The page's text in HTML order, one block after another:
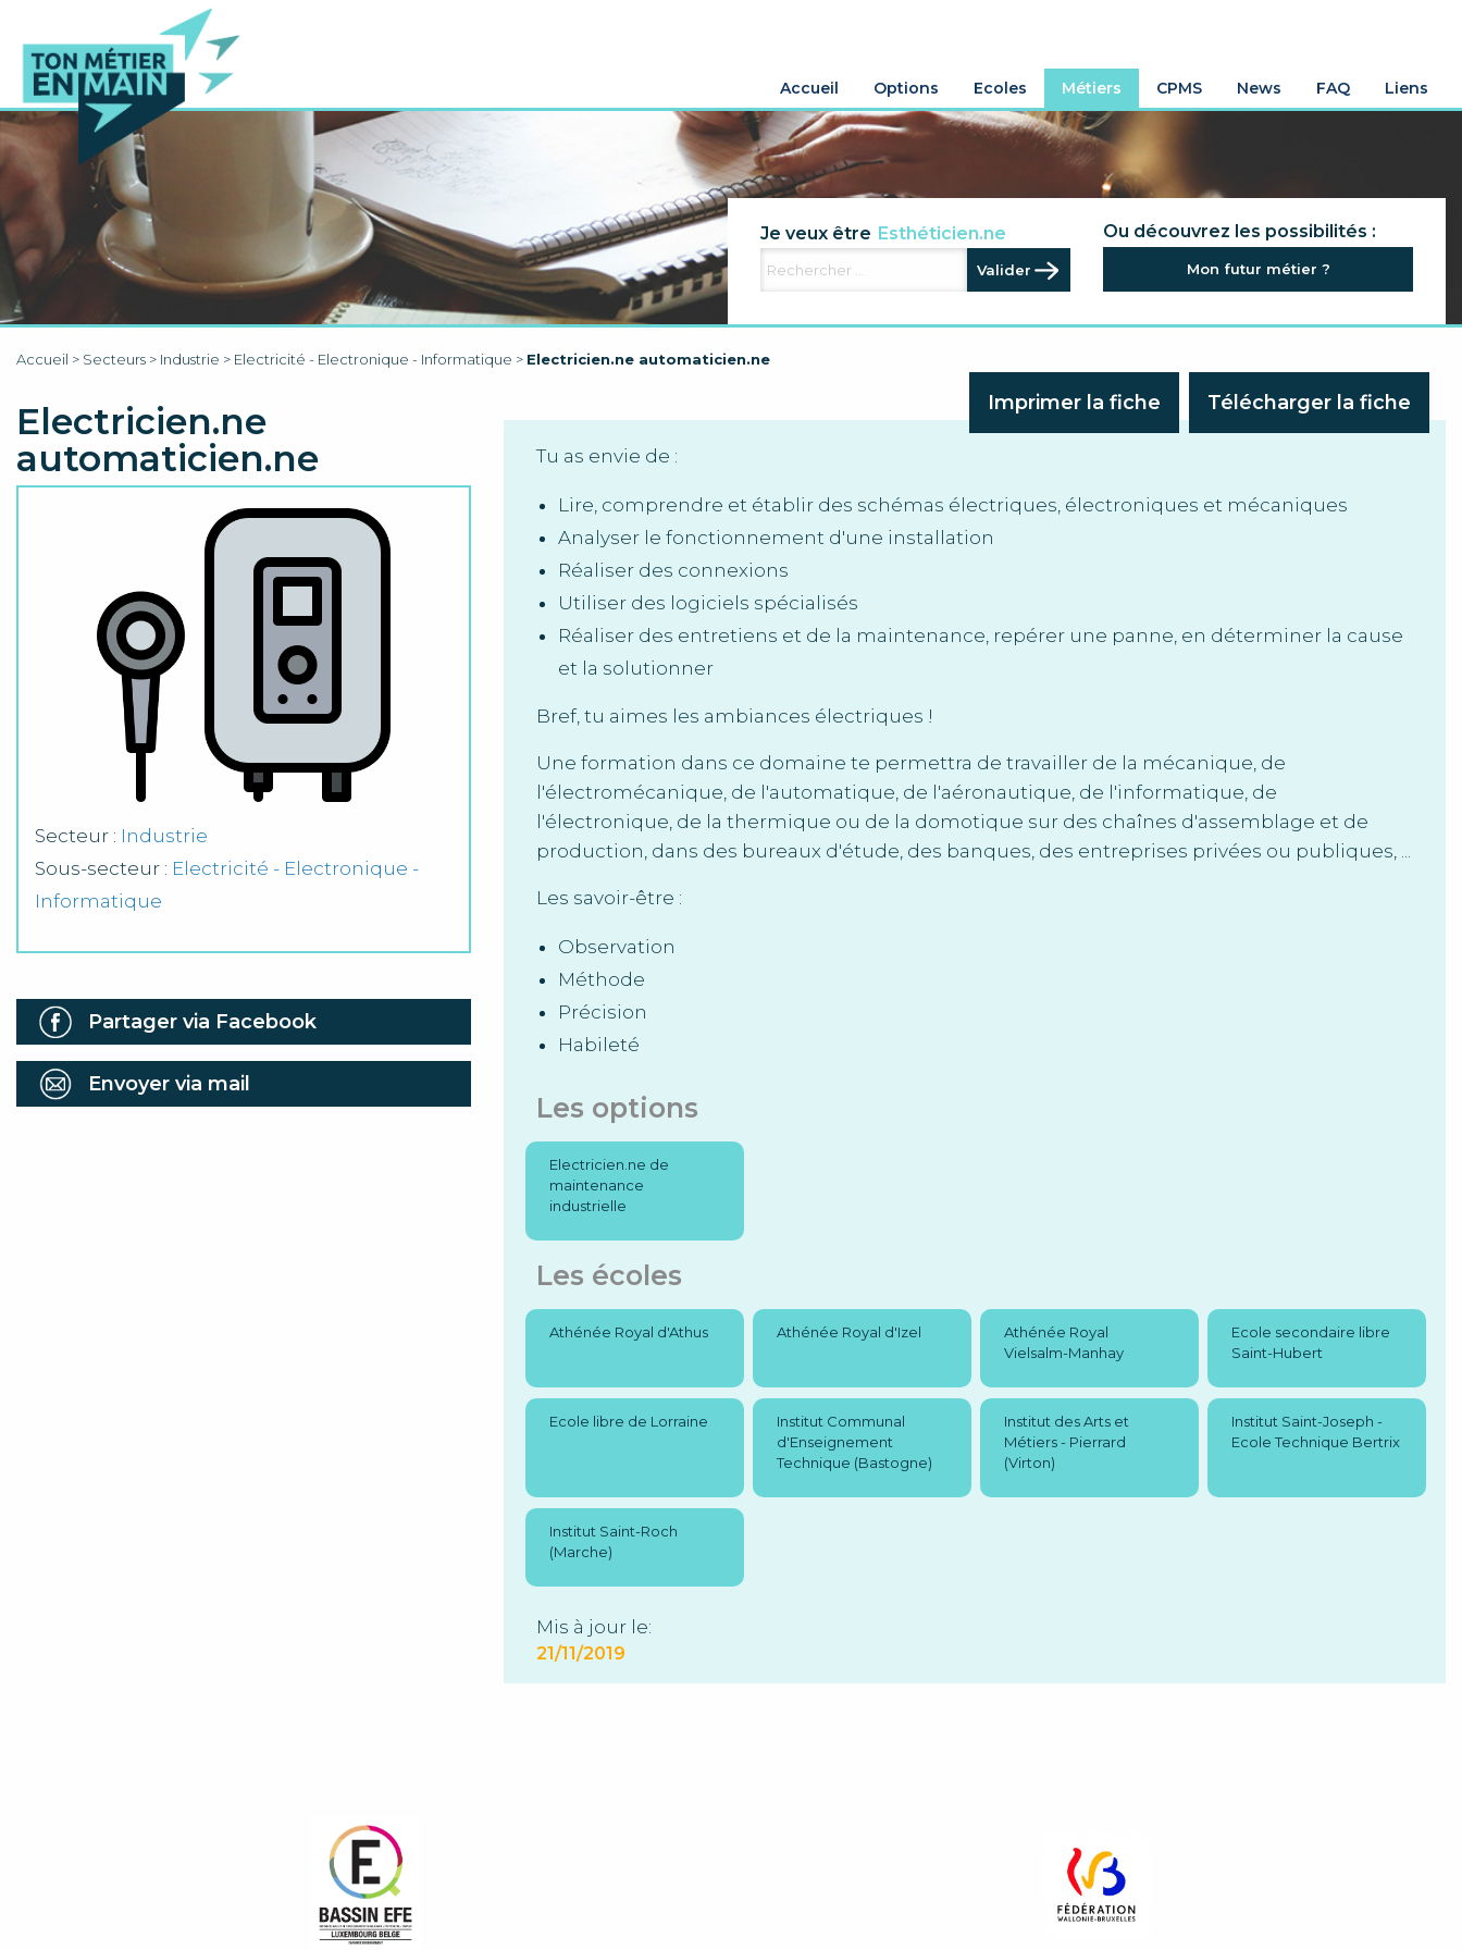
Accueil Options Ecoles Métiers CPMS News FAQ Liens
Je veux être Esthéticien.ne
Electricien.ne
Aide familial.e
Ou découvrez les possibilités :
Mon futur métier ?
Accueil > Secteurs > Industrie > Electricité - Electronique - Informatique > Electricien.ne automaticien.ne
Electricien.ne
automaticien.ne
Secteur : Industrie
Sous-secteur : Electricité - Electronique -
Informatique
Partager via Facebook
Envoyer via mail
Imprimer la fiche Télécharger la fiche
Tu as envie de :
Lire, comprendre et établir des schémas électriques, électroniques et mécaniques
Analyser le fonctionnement d'une installation
Réaliser des connexions
Utiliser des logiciels spécialisés
Réaliser des entretiens et de la maintenance, repérer une panne, en déterminer la cause
et la solutionner
Bref, tu aimes les ambiances électriques !
Une formation dans ce domaine te permettra de travailler de la mécanique, de
l'électromécanique, de l'automatique, de l'aéronautique, de l'informatique, de
l'électronique, de la thermique ou de la domotique sur des chaînes d'assemblage et de
production, dans des bureaux d'étude, des banques, des entreprises privées ou publiques, ...
Les savoir-être :
Observation
Méthode
Précision
Habileté
Les options
Electricien.ne de
maintenance
industrielle
Les écoles
Athénée Royal d'Athus Athénée Royal d'Izel
Athénée Royal
Vielsalm-Manhay
Ecole secondaire libre
Saint-Hubert
Ecole libre de Lorraine
Institut Communal
d'Enseignement
Technique (Bastogne)
Institut des Arts et
Métiers - Pierrard
(Virton)
Institut Saint-Joseph -
Ecole Technique Bertrix
Institut Saint-Roch
(Marche)
Mis à jour le:
21/11/2019